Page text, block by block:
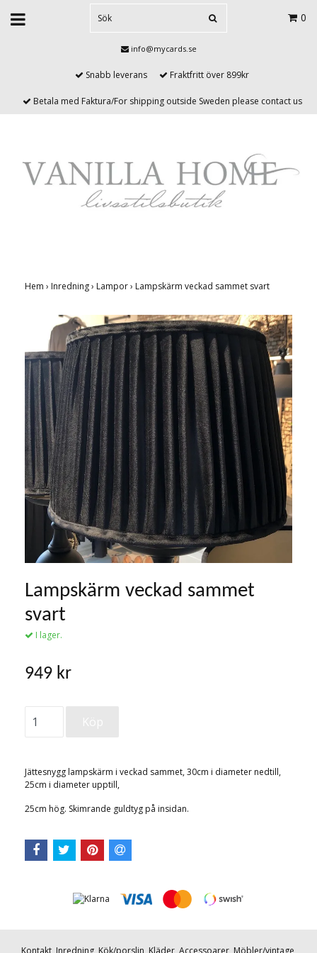
0
info@mycards.se
Snabb leverans Fraktfritt över 899kr
Betala med Faktura/For shipping outside Sweden please contact us
Hem › Inredning› Lampor› Lampskärm veckad sammet svart
Lampskärm veckad sammet
svart
I lager.
949 kr
Jättesnygg lampskärm i veckad sammet, 30cm i diameter nedtill,
25cm i diameter upptill,
25cm hög. Skimrande guldtyg på insidan.
Kontakt Inredning Kök/porslin Kläder Accessoarer Möbler/vintage